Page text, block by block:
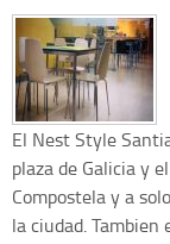
El Nest Style
plaza de Galicia y
Compostela y a
la ciudad. Tambien